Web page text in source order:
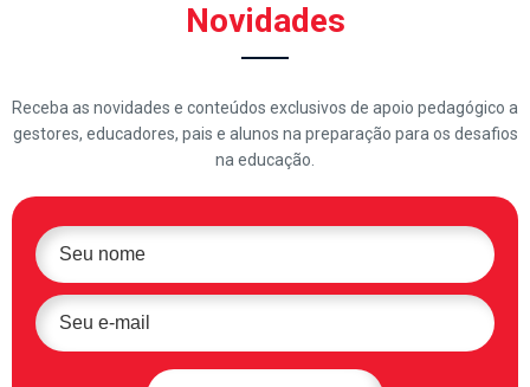
Novidades
Receba as novidades e conteúdos exclusivos de apoio pedagógico a
gestores, educadores, pais e alunos na preparação para os desafios
na educação.